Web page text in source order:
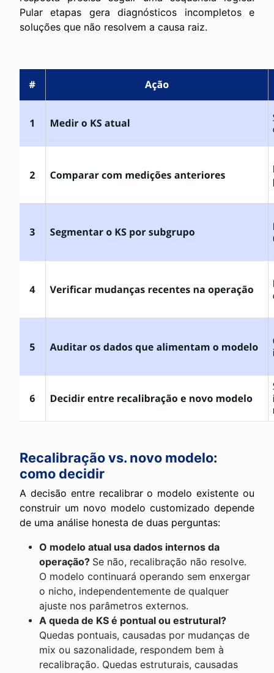
Pular etapas gera diagnósticos incompletos e
soluções que não resolvem a causa raiz.
Recalibração vs. novo modelo:
como decidir
A decisão entre recalibrar o modelo existente ou
construir um novo modelo customizado depende
de uma análise honesta de duas perguntas:
O modelo atual usa dados internos da
operação? Se não, recalibração não resolve.
O modelo continuará operando sem enxergar
o nicho, independentemente de qualquer
ajuste nos parâmetros externos.
A queda de KS é pontual ou estrutural?
Quedas pontuais, causadas por mudanças de
mix ou sazonalidade, respondem bem à
recalibração. Quedas estruturais, causadas